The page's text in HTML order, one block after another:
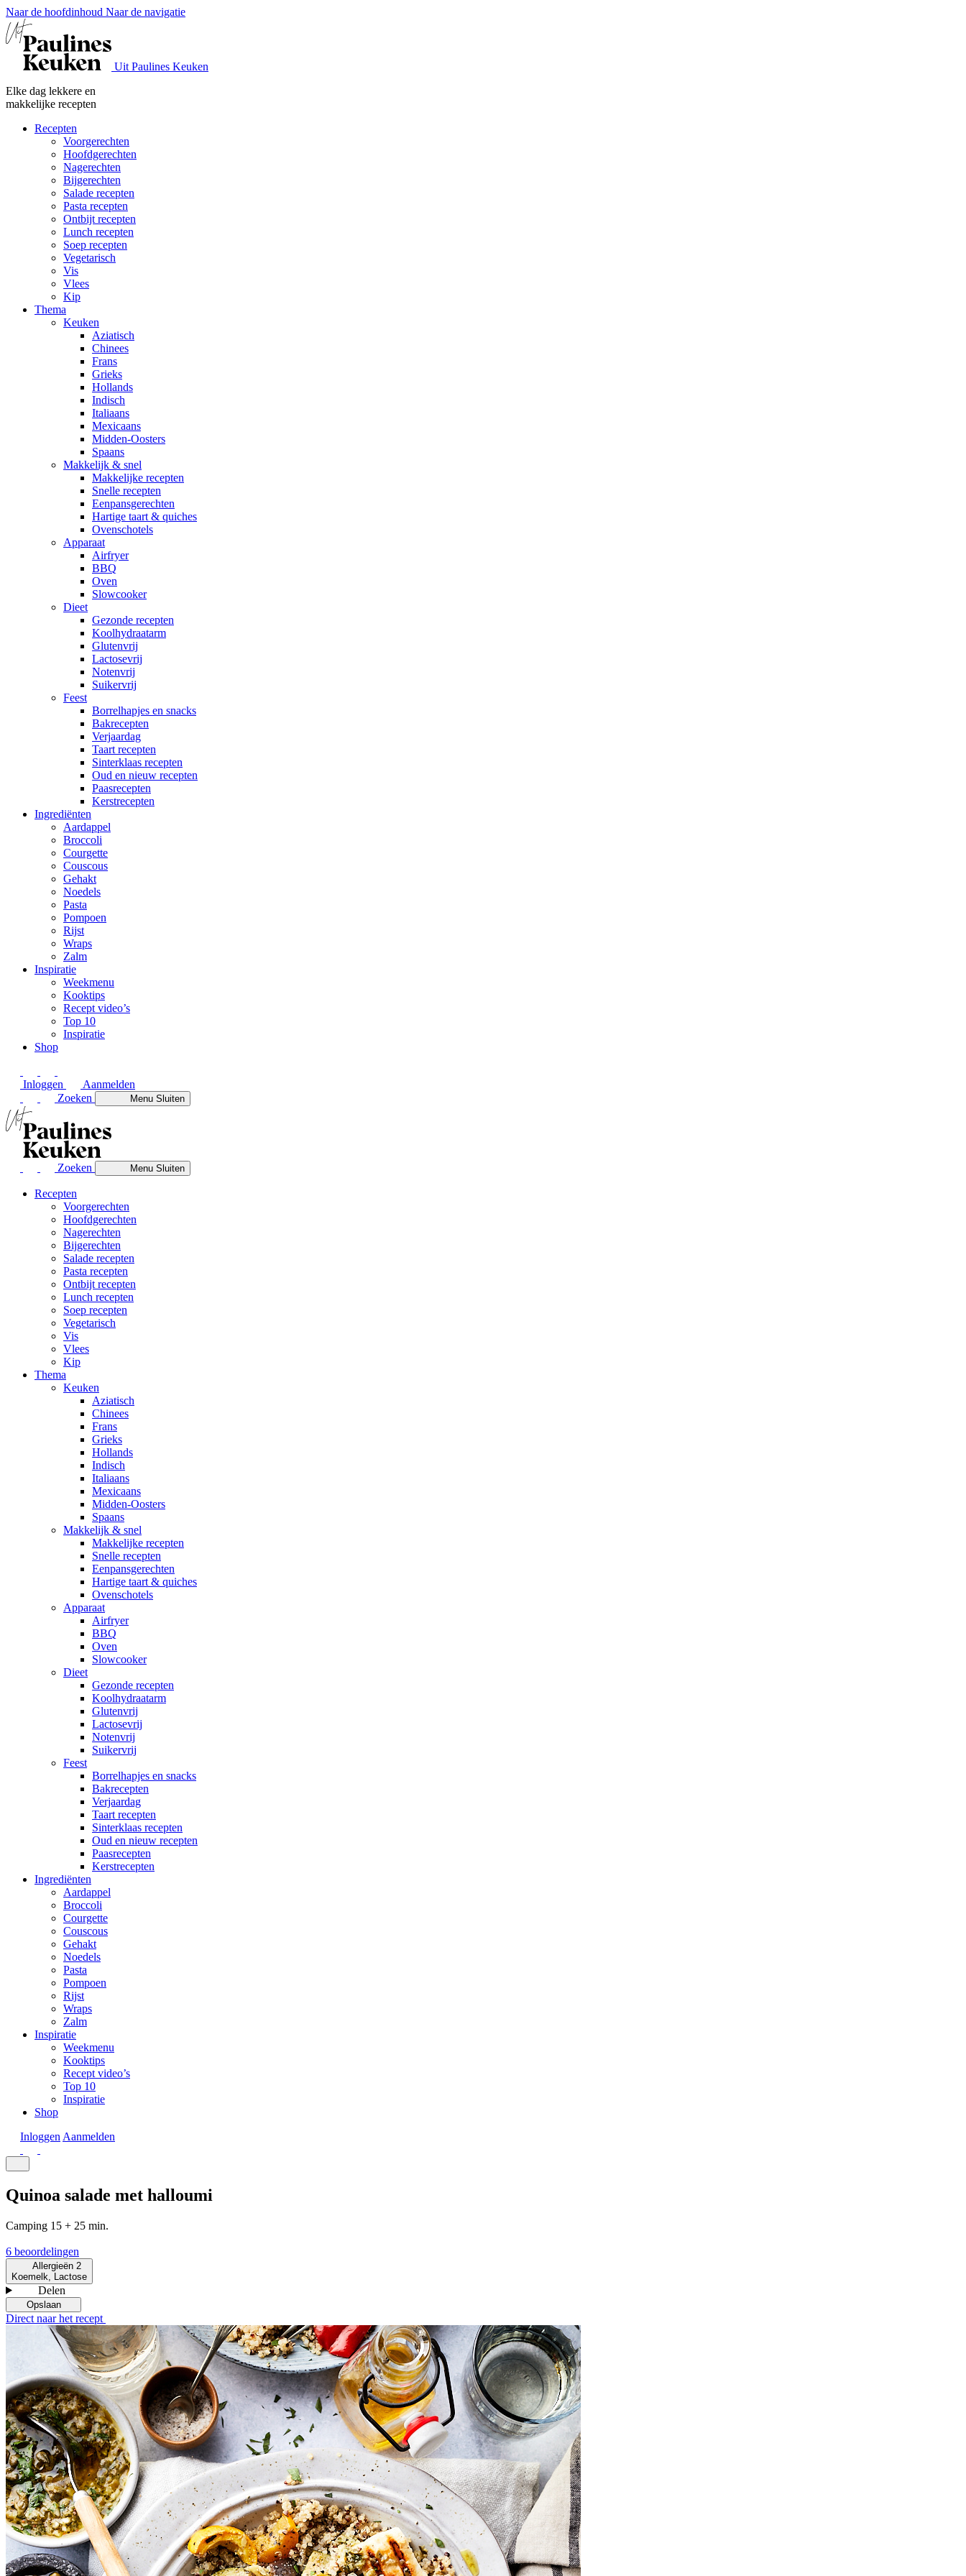
Naar de hoofdinhoud Naar de navigatie
Uit Paulines Keuken
Elke dag lekkere en
makkelijke recepten
Recepten
Voorgerechten
Hoofdgerechten
Nagerechten
Bijgerechten
Salade recepten
Pasta recepten
Ontbijt recepten
Lunch recepten
Soep recepten
Vegetarisch
Vis
Vlees
Kip
Thema
Keuken
Aziatisch
Chinees
Frans
Grieks
Hollands
Indisch
Italiaans
Mexicaans
Midden-Oosters
Spaans
Makkelijk & snel
Makkelijke recepten
Snelle recepten
Eenpansgerechten
Hartige taart & quiches
Ovenschotels
Apparaat
Airfryer
BBQ
Oven
Slowcooker
Dieet
Gezonde recepten
Koolhydraatarm
Glutenvrij
Lactosevrij
Notenvrij
Suikervrij
Feest
Borrelhapjes en snacks
Bakrecepten
Verjaardag
Taart recepten
Sinterklaas recepten
Oud en nieuw recepten
Paasrecepten
Kerstrecepten
Ingrediënten
Aardappel
Broccoli
Courgette
Couscous
Gehakt
Noedels
Pasta
Pompoen
Rijst
Wraps
Zalm
Inspiratie
Weekmenu
Kooktips
Recept video’s
Top 10
Inspiratie
Shop
Inloggen
Aanmelden
Zoeken
MenuSluiten
Zoeken MenuSluiten
Recepten
Voorgerechten
Hoofdgerechten
Nagerechten
Bijgerechten
Salade recepten
Pasta recepten
Ontbijt recepten
Lunch recepten
Soep recepten
Vegetarisch
Vis
Vlees
Kip
Thema
Keuken
Aziatisch
Chinees
Frans
Grieks
Hollands
Indisch
Italiaans
Mexicaans
Midden-Oosters
Spaans
Makkelijk & snel
Makkelijke recepten
Snelle recepten
Eenpansgerechten
Hartige taart & quiches
Ovenschotels
Apparaat
Airfryer
BBQ
Oven
Slowcooker
Dieet
Gezonde recepten
Koolhydraatarm
Glutenvrij
Lactosevrij
Notenvrij
Suikervrij
Feest
Borrelhapjes en snacks
Bakrecepten
Verjaardag
Taart recepten
Sinterklaas recepten
Oud en nieuw recepten
Paasrecepten
Kerstrecepten
Ingrediënten
Aardappel
Broccoli
Courgette
Couscous
Gehakt
Noedels
Pasta
Pompoen
Rijst
Wraps
Zalm
Inspiratie
Weekmenu
Kooktips
Recept video’s
Top 10
Inspiratie
Shop
Inloggen Aanmelden
Quinoa salade met halloumi
Camping 15 + 25 min.
6 beoordelingen
Allergieën 2
Koemelk, Lactose
Delen
Opslaan
Direct naar het recept